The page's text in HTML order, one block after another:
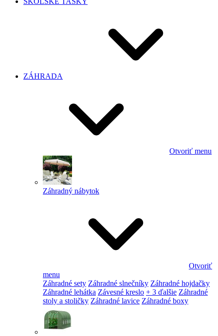
ZÁHRADA
Otvoriť menu
Záhradný nábytok
Otvoriť
menu
Záhradné sety Záhradné slnečníky Záhradné hojdačky
Záhradné lehátka Závesné kreslo + 3 ďalšie Záhradné
stoly a stoličky Záhradné lavice Záhradné boxy